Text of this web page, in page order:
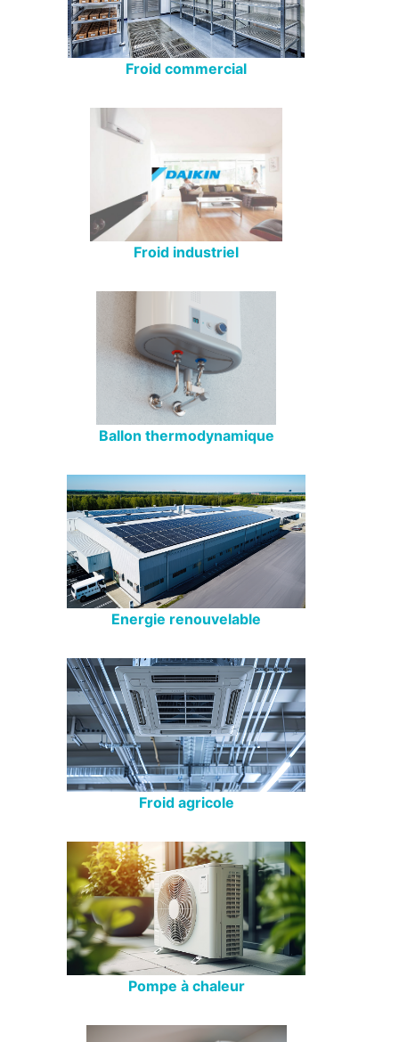
Froid commercial
Froid industriel
Ballon thermodynamique
Energie renouvelable
Froid agricole
Pompe à chaleur